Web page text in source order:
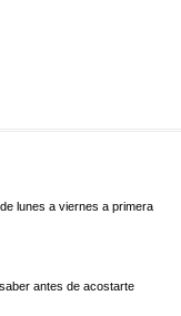
lunes a viernes a primera
antes de acostarte